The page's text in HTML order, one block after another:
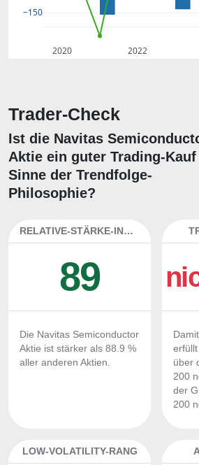
2020 2022
−150
Trader-Check
Ist die Navitas
Aktie ein guter Trading-
Sinne der Trendfolge-
Philosophie?
RELATIVE-STÄRKE-INDEX
89
Die Navitas Semiconductor
Aktie ist stärker als 88.9 %
aller anderen Aktien.
über
200
der
200
LOW-VOLATILITY-RANG